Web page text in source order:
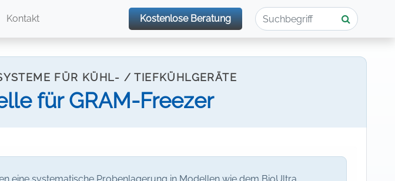
Kontakt Kostenlose Beratung
FÜR KÜHL- / TIEFKÜHLGERÄTE
für GRAM-Freezer